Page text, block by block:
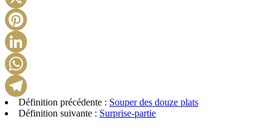
Telegram
Définition précédente : Souper des douze plats
Définition suivante : Surprise-partie